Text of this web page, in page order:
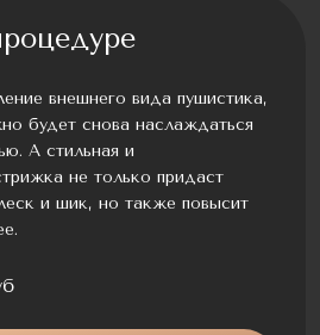
внешнего вида пушистика,
будет снова наслаждаться
А стильная и
не только придаст
и шик, но также повысит